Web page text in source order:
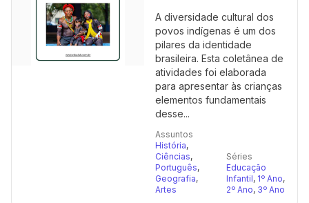
A diversidade cultural dos
povos indígenas é um dos
pilares da identidade
brasileira. Esta coletânea de
atividades foi elaborada
para apresentar às crianças
elementos fundamentais
desse...
Assuntos
História,
Ciências,
Português,
Geografia,
Artes
Séries
Educação
Infantil, 1º Ano,
2º Ano, 3º Ano